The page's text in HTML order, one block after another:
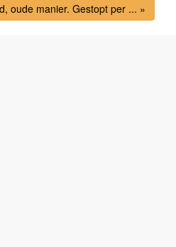
oude manier. Gestopt per ... »